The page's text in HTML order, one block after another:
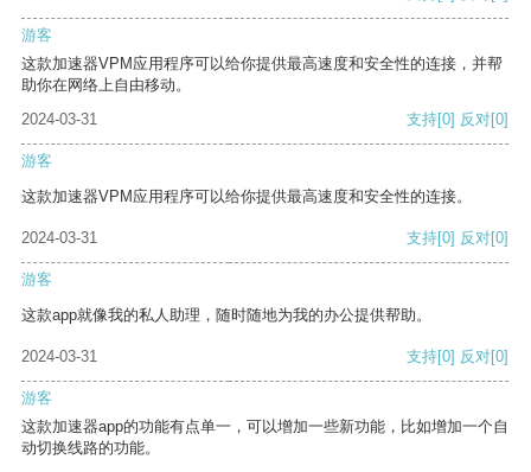
游客
这款加速器VPM应用程序可以给你提供最高速度和安全性的连接，并帮
助你在网络上自由移动。
2024-03-31
支持[0] 反对[0]
游客
这款加速器VPM应用程序可以给你提供最高速度和安全性的连接。
2024-03-31 支持[0] 反对[0]
游客
这款app就像我的私人助理，随时随地为我的办公提供帮助。
2024-03-31 支持[0] 反对[0]
游客
这款加速器app的功能有点单一，可以增加一些新功能，比如增加一个自
动切换线路的功能。